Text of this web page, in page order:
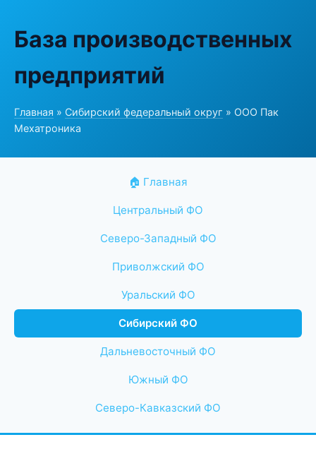
База производственных
предприятий
Главная » Сибирский федеральный округ » ООО Пак
Мехатроника
🏠 Главная
Центральный ФО
Северо-Западный ФО
Приволжский ФО
Уральский ФО
Сибирский ФО
Дальневосточный ФО
Южный ФО
Северо-Кавказский ФО